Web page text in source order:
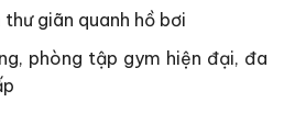
giãn quanh hồ bơi
phòng tập gym hiện đại, đa